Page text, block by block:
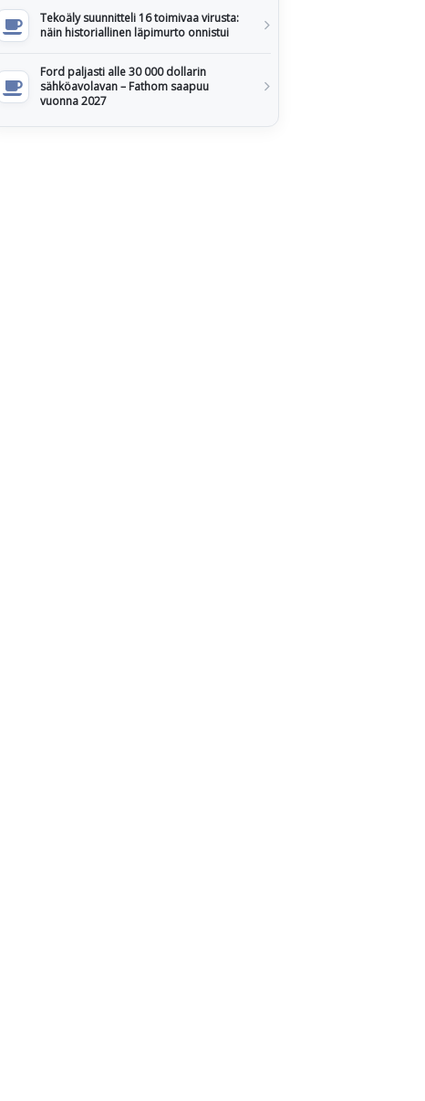
Tekoäly suunnitteli 16 toimivaa virusta:
näin historiallinen läpimurto onnistui
Ford paljasti alle 30 000 dollarin
sähköavolavan – Fathom saapuu
vuonna 2027